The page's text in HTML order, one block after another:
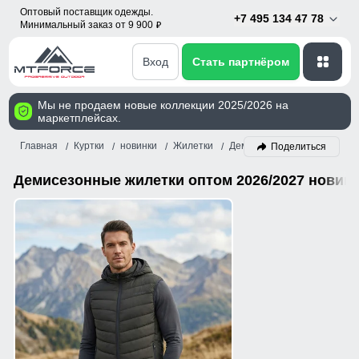
Оптовый поставщик одежды.
Минимальный заказ от 9 900 p
+7 495 134 47 78
Вход Стать партнёром
Мы не продаем новые коллекции 2025/2026 на
маркетплейсах.
Главная Куртки новинки Жилетки ДемисезонПоделиться
Демисезонные жилетки оптом 2026/2027